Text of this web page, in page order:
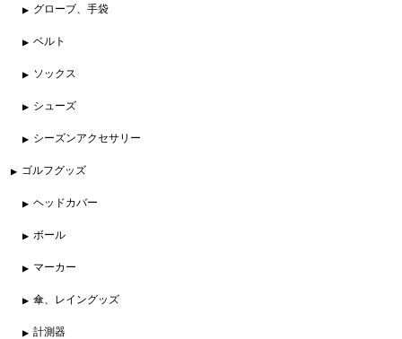
グローブ、手袋
ベルト
ソックス
シューズ
シーズンアクセサリー
ゴルフグッズ
ヘッドカバー
ボール
マーカー
傘、レイングッズ
計測器